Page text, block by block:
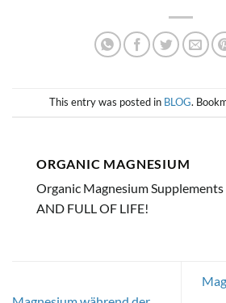
This entry was posted in BLOG.
ORGANIC MAGNESIUM
Organic Magnesium Supplements
AND FULL OF LIFE!